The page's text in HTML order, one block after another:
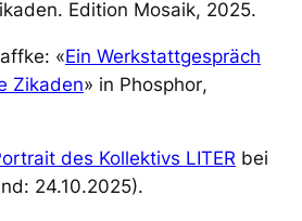
. Edition Mosaik, 2025.
«Ein Werkstattgespräch
Zikaden» in Phosphor,
des Kollektivs LITERbei
24.10.2025).